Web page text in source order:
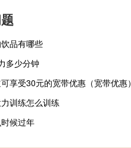
品有哪些
多少分钟
享受30元的宽带优惠（宽带优惠）
训练怎么训练
候过年